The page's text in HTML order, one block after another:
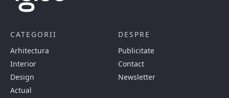
CATEGORII
Arhitectura
Interior
Design
Actual
DESPRE
Publicitate
Contact
Newsletter